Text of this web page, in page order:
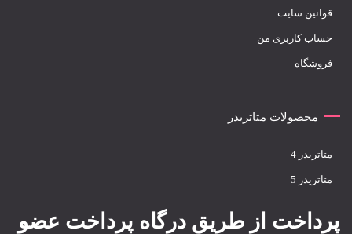
قوانین سایت
حساب کاربری من
فروشگاه
محصولات متاتریدر
متاتريدر 4
متاتريدر 5
پرداخت از طریق درگاه پرداخت عضو